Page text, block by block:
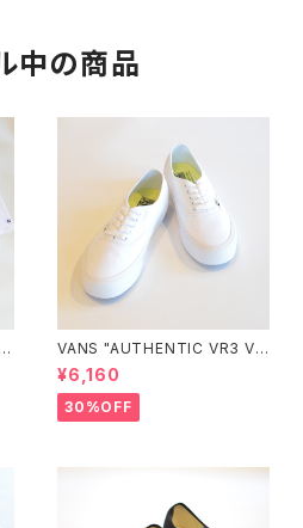
中の商品
VANS "AUTHENTIC VR3 VN
0005UDTBD"
¥6,160
30%OFF